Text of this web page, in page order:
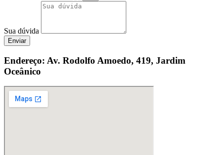
Sua dúvida
Enviar
Endereço: Av. Rodolfo Amoedo, 419, Jardim
Oceânico